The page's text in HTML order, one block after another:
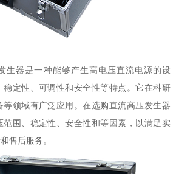
生器是一种能够产生高电压直流电源的设
稳定性、可调性和安全性等特点。它在科研
等领域有广泛应用。在选购直流高压发生器
范围、稳定性、安全性和等因素，以满足实
售后服务。